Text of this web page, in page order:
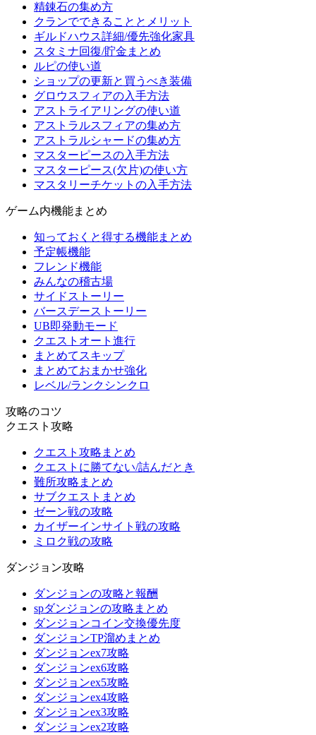
精錬石の集め方
クランでできることとメリット
ギルドハウス詳細/優先強化家具
スタミナ回復/貯金まとめ
ルピの使い道
ショップの更新と買うべき装備
グロウスフィアの入手方法
アストライアリングの使い道
アストラルスフィアの集め方
アストラルシャードの集め方
マスターピースの入手方法
マスターピース(欠片)の使い方
マスタリーチケットの入手方法
ゲーム内機能まとめ
知っておくと得する機能まとめ
予定帳機能
フレンド機能
みんなの稽古場
サイドストーリー
バースデーストーリー
UB即発動モード
クエストオート進行
まとめてスキップ
まとめておまかせ強化
レベル/ランクシンクロ
攻略のコツ
クエスト攻略
クエスト攻略まとめ
クエストに勝てない/詰んだとき
難所攻略まとめ
サブクエストまとめ
ゼーン戦の攻略
カイザーインサイト戦の攻略
ミロク戦の攻略
ダンジョン攻略
ダンジョンの攻略と報酬
spダンジョンの攻略まとめ
ダンジョンコイン交換優先度
ダンジョンTP溜めまとめ
ダンジョンex7攻略
ダンジョンex6攻略
ダンジョンex5攻略
ダンジョンex4攻略
ダンジョンex3攻略
ダンジョンex2攻略